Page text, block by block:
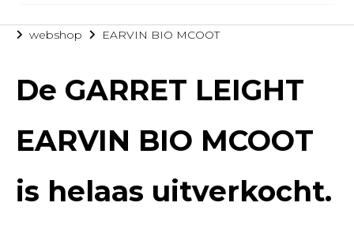
webshop EARVIN BIO MCOOT
De GARRET LEIGHT
EARVIN BIO MCOOT
is helaas uitverkocht.